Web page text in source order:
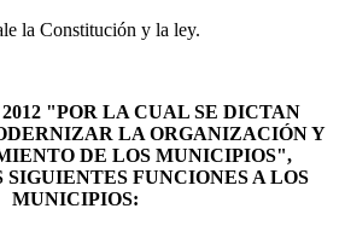
la Constitución y la ley.
"POR LA CUAL SE DICTAN
LA ORGANIZACIÓN Y
DE LOS MUNICIPIOS",
FUNCIONES A LOS
MUNICIPIOS: